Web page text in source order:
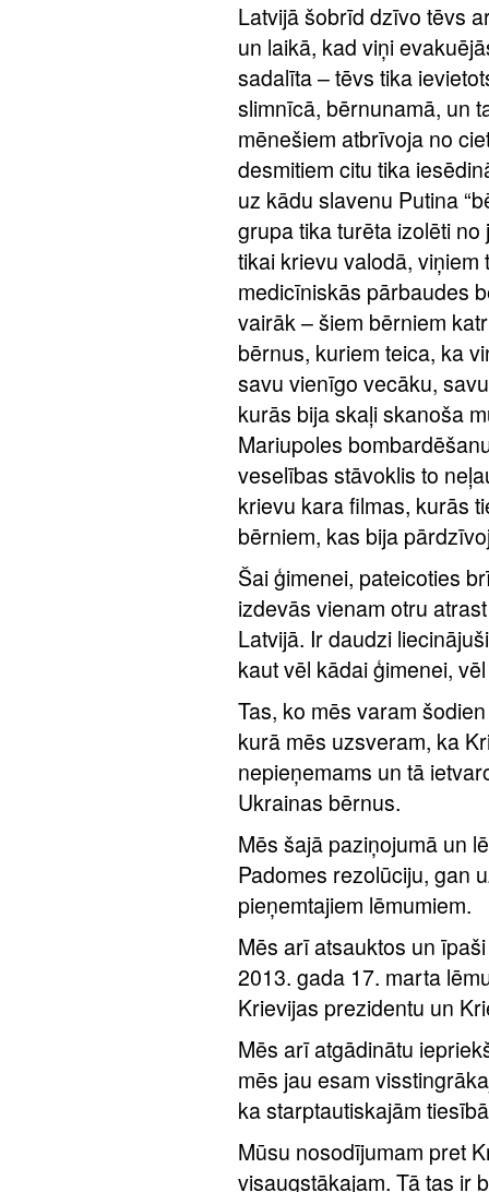
Latvijā šobrīd dzīvo tēvs
un laikā, kad viņi
sadalīta – tēvs tika
slimnīcā, bērnunamā, un
mēnešiem atbrīvoja no
desmitiem citu tika
uz kādu slavenu Putina
grupa tika turēta izolēti
tikai krievu valodā,
medicīniskās pārbaudes
vairāk – šiem bērniem
bērnus, kuriem teica, ka
savu vienīgo vecāku,
kurās bija skaļi skanoša
Mariupoles
veselības stāvoklis to
krievu kara filmas, kurās
bērniem, kas bija
Šai ģimenei, pateicoties
izdevās vienam otru
Latvijā. Ir daudzi
kaut vēl kādai ģimenei,
Tas, ko mēs varam
kurā mēs uzsveram, ka
nepieņemams un tā
Ukrainas bērnus.
Mēs šajā paziņojumā un
Padomes rezolūciju, gan
pieņemtajiem lēmumiem.
Mēs arī atsauktos un
2013. gada 17. marta
Krievijas prezidentu un
Mēs arī atgādinātu
mēs jau esam
ka starptautiskajām
Mūsu nosodījumam pret
visaugstākajam. Tā tas ir